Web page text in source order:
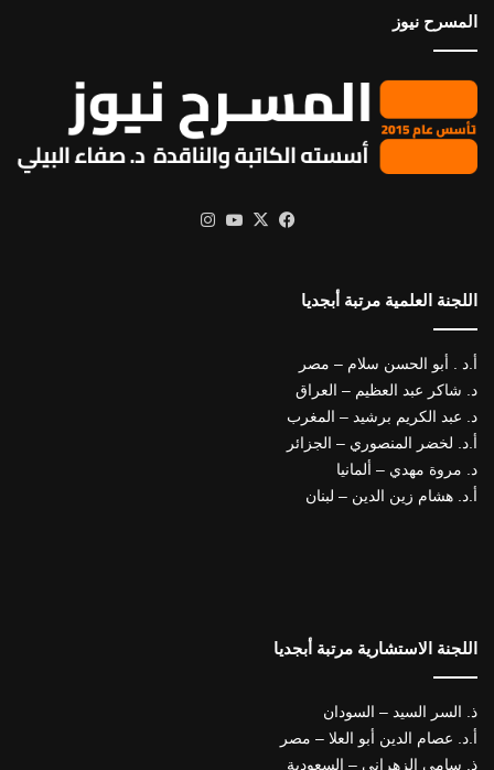
المسرح نيوز
فيسبوك
X يوتيوب
اللجنة العلمية مرتبة أبجديا
أ.د . أبو الحسن سلام – مصر
د. شاكر عبد العظيم – العراق
د. عبد الكريم برشيد – المغرب
أ.د. لخضر المنصوري – الجزائر
د. مروة مهدي – ألمانيا
أ.د. هشام زين الدين – لبنان
اللجنة الاستشارية مرتبة أبجديا
ذ. السر السيد – السودان
أ.د. عصام الدين أبو العلا – مصر
ذ. سامي الزهراني – السعودية